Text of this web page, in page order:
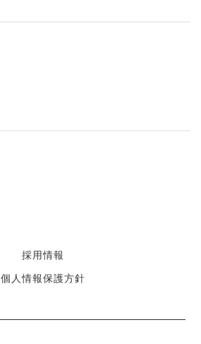
採用情報
個人情報保護方針